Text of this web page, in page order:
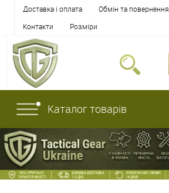
Доставка і оплата Обмін та повернення
Контакти
Розміри
Каталог товарів